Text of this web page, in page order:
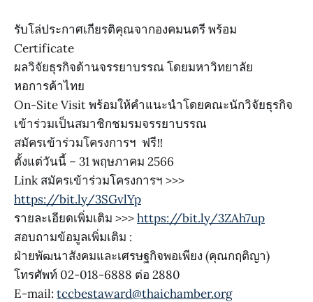
รับโล่ประกาศเกียรติคุณจากองคมนตรี พร้อม
Certificate
ผลวิจัยธุรกิจด้านจรรยาบรรณ โดยมหาวิทยาลัย
หอการค้าไทย
On-Site Visit พร้อมให้คำแนะนำโดยคณะนักวิจัยธุรกิจ
เข้าร่วมเป็นสมาชิกชมรมจรรยาบรรณ
สมัครเข้าร่วมโครงการฯ ฟรี‼️
ตั้งแต่วันนี้ – 31 พฤษภาคม 2566
Link สมัครเข้าร่วมโครงการฯ >>>
https://bit.ly/3SGvlYp
รายละเอียดเพิ่มเติม >>>https://bit.ly/3ZAh7up
สอบถามข้อมูลเพิ่มเติม :
ฝ่ายพัฒนาสังคมและเศรษฐกิจพอเพียง (คุณกฤติญา)
โทรศัพท์ 02-018-6888 ต่อ 2880
E-mail: tccbestaward@thaichamber.org